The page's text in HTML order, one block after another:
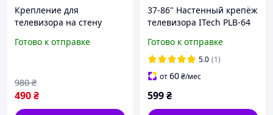
Крепление для
телевизора на стену
от 14 до 55 дюймов с VESA
Готово к отправке
490₴
980 ₴
37-86" Настенный крепёж
телевизора ITech PLB-64
Крепление для
телевизора на стену
Готово к отправке
5.0 (1)
от60₴/мес
599₴